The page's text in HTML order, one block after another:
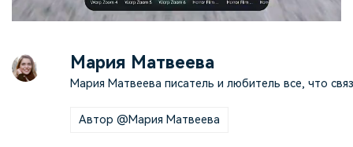
Мария Матвеева
Мария Матвеева писатель и любитель все, что
Автор @Мария Матвеева